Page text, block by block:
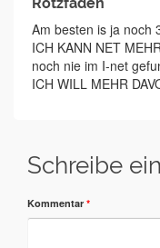
Am besten is ja noch
ICH KANN NET
noch nie im I-net
ICH WILL MEHR
Schreibe
Kommentar *